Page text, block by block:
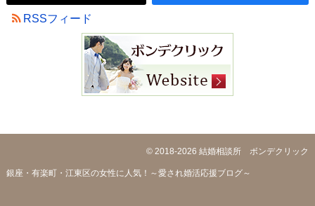
RSSフィード
© 2018-2026 結婚相談所 ボンデクリック
銀座・有楽町・江東区の女性に人気！～愛され婚活応援ブログ～